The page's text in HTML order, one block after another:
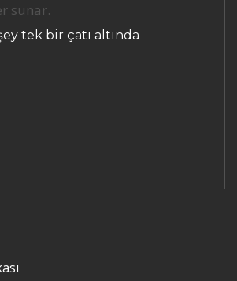
sunar.
tek bir çatı altında